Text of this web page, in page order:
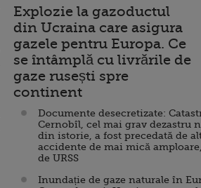
Explozie la gazoductul
din Ucraina care asigura
gazele pentru Europa. Ce
se întâmplă cu livrările de
gaze rusești spre
continent
Documente desecretizate:
Cernobîl, cel mai grav dezastru
din istorie, a fost precedată de
accidente de mai mică
de URSS
Inundație de gaze naturale în